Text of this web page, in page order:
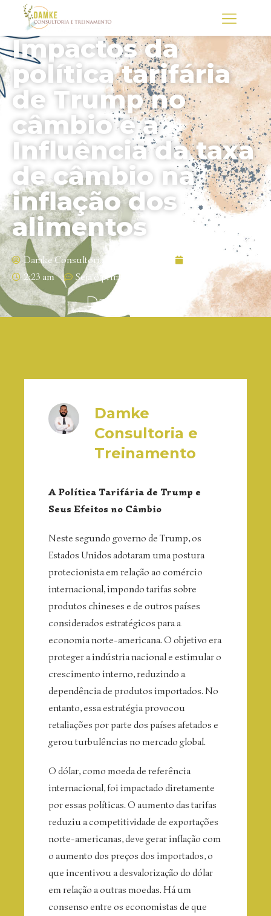
Impactos da
política tarifária
de Trump no
câmbio e a
Influência da taxa
de câmbio na
inflação dos
alimentos
Damke Consultoria e Treinamento
2:23 am
Seja o primeiro a comentar
Damke News
Damke
Consultoria e
Treinamento
A Política Tarifária de Trump e
Seus Efeitos no Câmbio
Neste segundo governo de Trump, os
Estados Unidos adotaram uma postura
protecionista em relação ao comércio
internacional, impondo tarifas sobre
produtos chineses e de outros países
considerados estratégicos para a
economia norte-americana. O objetivo era
proteger a indústria nacional e estimular o
crescimento interno, reduzindo a
dependência de produtos importados. No
entanto, essa estratégia provocou
retaliações por parte dos países afetados e
gerou turbulências no mercado global.
O dólar, como moeda de referência
internacional, foi impactado diretamente
por essas políticas. O aumento das tarifas
reduziu a competitividade de exportações
norte-americanas, deve gerar inflação com
o aumento dos preços dos importados, o
que incentivou a desvalorização do dólar
em relação a outras moedas. Há um
consenso entre os economistas de que